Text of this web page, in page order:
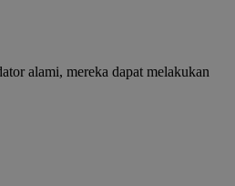
alami, mereka dapat melakukan